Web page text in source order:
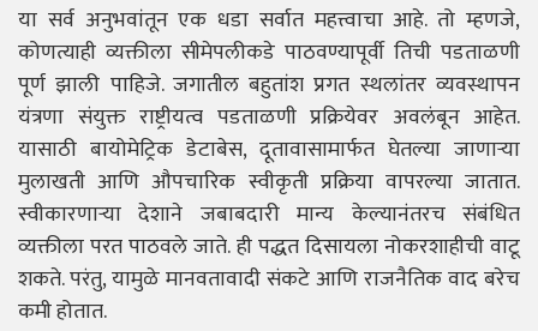
या सर्व अनुभवांतून एक धडा सर्वात महत्त्वाचा आहे. तो म्हणजे,
कोणत्याही व्यक्तीला सीमेपलीकडे पाठवण्यापूर्वी तिची पडताळणी
पूर्ण झाली पाहिजे. जगातील बहुतांश प्रगत स्थलांतर व्यवस्थापन
यंत्रणा संयुक्त राष्ट्रीयत्व पडताळणी प्रक्रियेवर अवलंबून आहेत.
यासाठी बायोमेट्रिक डेटाबेस, दूतावासामार्फत घेतल्या जाणाऱ्या
मुलाखती आणि औपचारिक स्वीकृती प्रक्रिया वापरल्या जातात.
स्वीकारणाऱ्या देशाने जबाबदारी मान्य केल्यानंतरच संबंधित
व्यक्तीला परत पाठवले जाते. ही पद्धत दिसायला नोकरशाहीची वाटू
शकते. परंतु, यामुळे मानवतावादी संकटे आणि राजनैतिक वाद बरेच
कमी होतात.